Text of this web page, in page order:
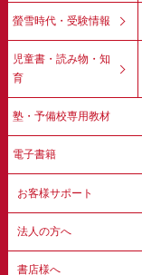
螢雪時代・受験情報
児童書・読み物・知
育
塾・予備校専用教材
電子書籍
お客様サポート
法人の方へ
書店様へ